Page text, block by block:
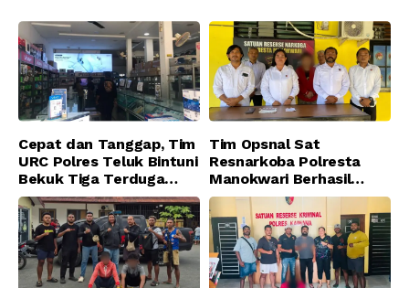
Jatanras Polda Papua Barat
Cepat dan Tanggap, Tim
URC Polres Teluk Bintuni
Bekuk Tiga Terduga
Pelaku Pencurian di SMA
Sanawesen
Tim Opsnal Sat
Resnarkoba Polresta
Manokwari Berhasil
Ungkap Kasus Tindak
Pidana Narkotika
Golongan I Jenis Shabu
di SP 4 Distrik Prafi kab.
Manokwari